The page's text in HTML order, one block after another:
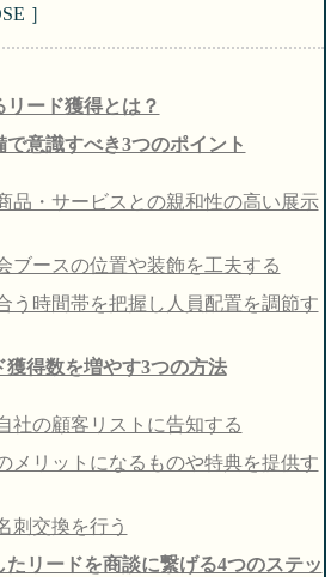
リード獲得とは？
で意識すべき3つのポイント
品・サービスとの親和性の高い展示
ブースの位置や装飾を工夫する
う時間帯を把握し人員配置を調節す
獲得数を増やす3つの方法
社の顧客リストに告知する
メリットになるものや特典を提供す
刺交換を行う
たリードを商談に繋げる4つのステッ